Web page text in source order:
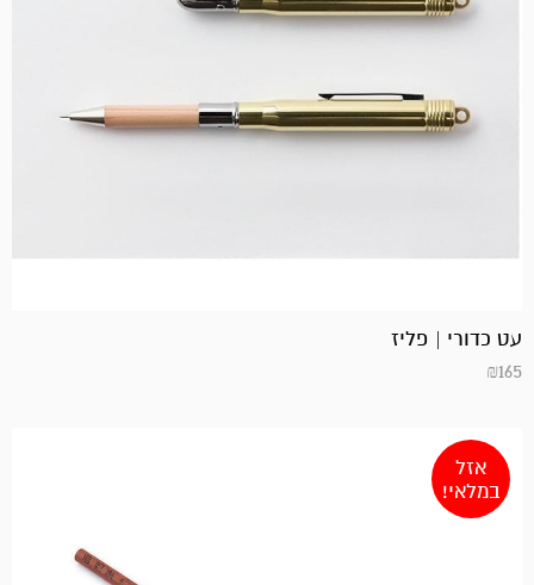
עט כדורי | פליז
₪165
אזל
במלאי!